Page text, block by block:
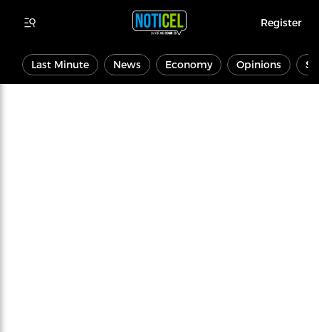
Register
Last Minute News Economy Opinions